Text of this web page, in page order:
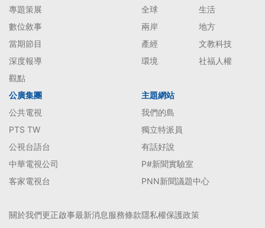
專題策展
數位敘事
當期節目
深度報導
觀點
全球
生活
兩岸
地方
產經
文教科技
環境
社福人權
公廣集團
公共電視
PTS TW
公視台語台
中華電視公司
客家電視台
主題網站
我們的島
獨立特派員
有話好說
P#新聞實驗室
PNN新聞議題中心
關於我們更正啟事最新消息服務條款隱私權保護政策